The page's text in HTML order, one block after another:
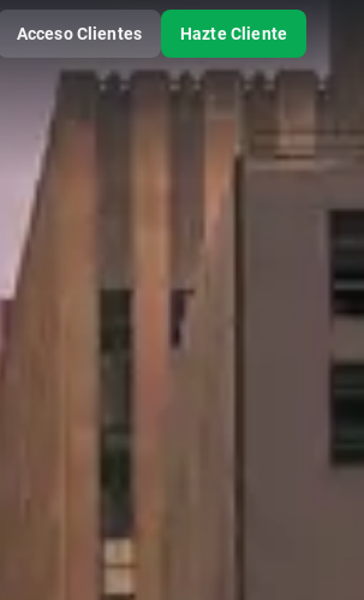
Acceso Clientes Hazte Cliente